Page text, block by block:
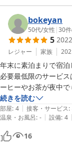
bokeyan
50代/女性 |30
5
レジャー 家族
年末に素泊まりで宿泊
必要最低限のサービ
ーヒーやお茶が夜中
す。屋上から富士山が
ーを持って朝焼けの富
た。
部屋の壁がうすいの
続きを読む
部屋: 4 | 接客・サービス:
温泉・お風呂: - | 設備: 4 |
16